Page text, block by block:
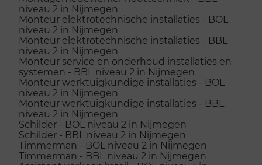
niveau 2 in Nijmegen
Monteur elektrotechnische installaties - BOL
niveau 2 in Nijmegen
Monteur elektrotechnische installaties - BBL
niveau 2 in Nijmegen
Monteur service en onderhoud installaties en
systemen - BBL niveau 2 in Nijmegen
Monteur werktuigkundige installaties - BOL
niveau 2 in Nijmegen
Monteur werktuigkundige installaties - BBL
niveau 2 in Nijmegen
Schilder - BOL niveau 2 in Nijmegen
Schilder - BBL niveau 2 in Nijmegen
Timmerman - BOL niveau 2 in Nijmegen
Timmerman - BBL niveau 2 in Nijmegen